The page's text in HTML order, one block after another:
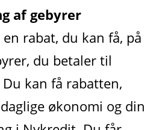
af gebyrer
rabat, du kan få, på
du betaler til
kan få rabatten,
økonomi og din